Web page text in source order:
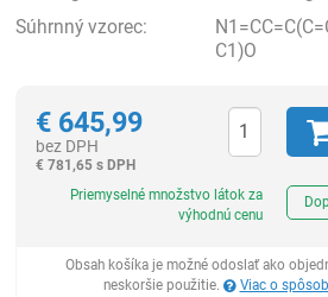
Súhrnný vzorec:
C1)O
€ 645,99
bez DPH
€ 781,65 s DPH
Priemyselné množstvo látok za
výhodnú cenu
Obsah košíka je možné odoslať ako
neskoršie použitie.
Viac o